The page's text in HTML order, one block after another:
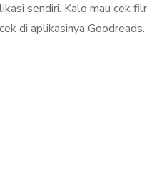
sendiri. Kalo mau cek
di aplikasinya Goodreads.